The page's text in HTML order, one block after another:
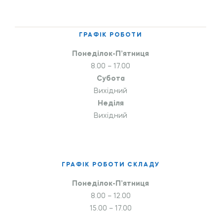
ГРАФІК РОБОТИ
Понеділок-П’ятниця
8.00 – 17.00
Субота
Вихідний
Неділя
Вихідний
ГРАФІК РОБОТИ СКЛАДУ
Понеділок-П’ятниця
8.00 – 12.00
15.00 – 17.00